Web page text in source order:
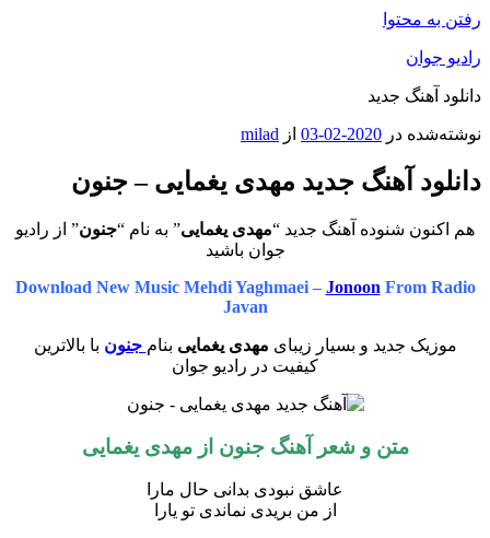
رفتن به محتوا
رادیو جوان
دانلود آهنگ جدید
نوشته‌شده در 2020-02-03 از milad
دانلود آهنگ جدید مهدی یغمایی – جنون
هم اکنون شنوده آهنگ جدید “مهدی یغمایی” به نام “جنون” از رادیو
جوان باشید
Download New Music Mehdi Yaghmaei – Jonoon From Radio
Javan
موزیک جدید و بسیار زیبای مهدی یغمایی بنام جنون با بالاترین
کیفیت در رادیو جوان
متن و شعر آهنگ جنون از مهدی یغمایی
عاشق نبودی بدانی حال مارا
از من بریدی نماندی تو یارا